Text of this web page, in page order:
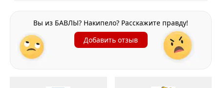
Вы из БАВЛЫ? Накипело? Расскажите правду!
Добавить отзыв